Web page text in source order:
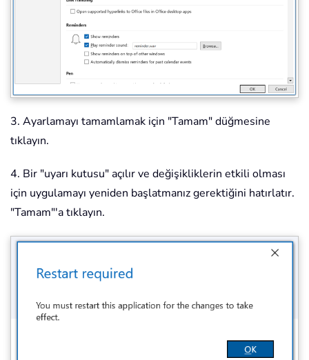
3. Ayarlamayı tamamlamak için "Tamam" düğmesine
tıklayın.
4. Bir "uyarı kutusu" açılır ve değişikliklerin etkili olması
için uygulamayı yeniden başlatmanız gerektiğini hatırlatır.
"Tamam"'a tıklayın.